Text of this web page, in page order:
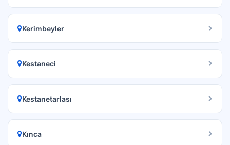
Kerimbeyler
Kestaneci
Kestanetarlası
Kınca